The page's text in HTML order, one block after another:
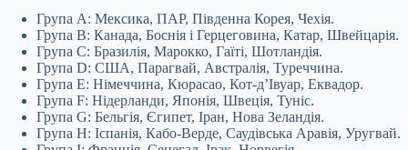
Група A: Мексика, ПАР, Південна Корея, Чехія.
Група B: Канада, Боснія і Герцеговина, Катар, Швейцарія.
Група C: Бразилія, Марокко, Гаїті, Шотландія.
Група D: США, Парагвай, Австралія, Туреччина.
Група E: Німеччина, Кюрасао, Кот-д’Івуар, Еквадор.
Група F: Нідерланди, Японія, Швеція, Туніс.
Група G: Бельгія, Єгипет, Іран, Нова Зеландія.
Група H: Іспанія, Кабо-Верде, Саудівська Аравія, Уругвай.